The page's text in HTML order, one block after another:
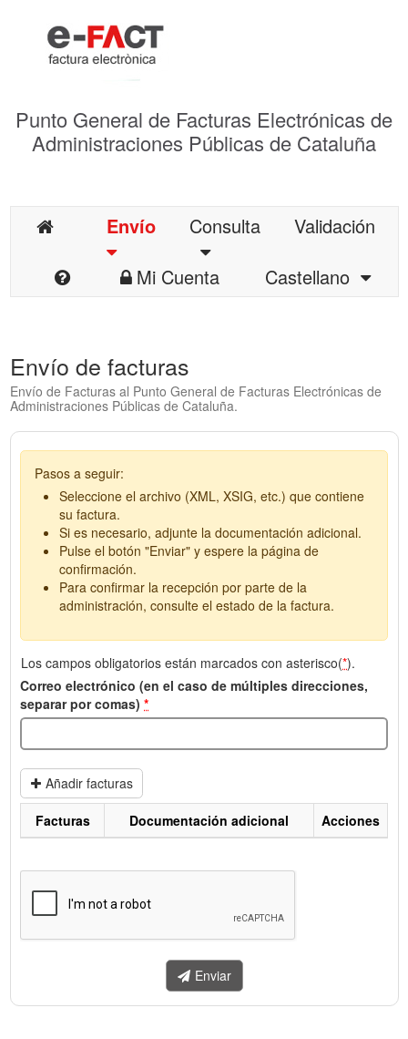
Punto General de Facturas Electrónicas de
Administraciones Públicas de Cataluña
Envío Consulta
Validación
Mi Cuenta
Castellano
Envío de facturas
Envío de Facturas al Punto General de Facturas Electrónicas de
Administraciones Públicas de Cataluña.
Pasos a seguir:
Seleccione el archivo (XML, XSIG, etc.) que contiene
su factura.
Si es necesario, adjunte la documentación adicional.
Pulse el botón "Enviar" y espere la página de
confirmación.
Para confirmar la recepción por parte de la
administración, consulte el estado de la factura.
Los campos obligatorios están marcados con asterisco(*).
Correo electrónico (en el caso de múltiples direcciones,
separar por comas) *
Añadir facturas
enviar.
Facturas Documentación adicional Acciones
Enviar